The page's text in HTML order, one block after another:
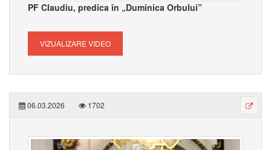
PF Claudiu, predica în „Duminica Orbului”
VIZUALIZARE VIDEO
06.03.2026 1702